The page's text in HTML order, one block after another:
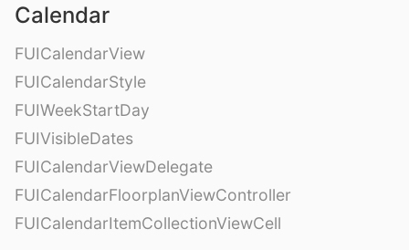
Calendar
FUICalendarView
FUICalendarStyle
FUIWeekStartDay
FUIVisibleDates
FUICalendarViewDelegate
FUICalendarFloorplanViewController
FUICalendarItemCollectionViewCell